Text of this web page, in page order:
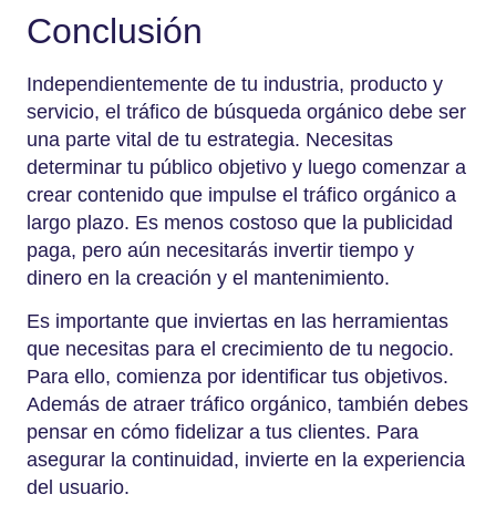
Conclusión
Independientemente de tu industria, producto y
servicio, el tráfico de búsqueda orgánico debe ser
una parte vital de tu estrategia. Necesitas
determinar tu público objetivo y luego comenzar a
crear contenido que impulse el tráfico orgánico a
largo plazo. Es menos costoso que la publicidad
paga, pero aún necesitarás invertir tiempo y
dinero en la creación y el mantenimiento.
Es importante que inviertas en las herramientas
que necesitas para el crecimiento de tu negocio.
Para ello, comienza por identificar tus objetivos.
Además de atraer tráfico orgánico, también debes
pensar en cómo fidelizar a tus clientes. Para
asegurar la continuidad, invierte en la experiencia
del usuario.